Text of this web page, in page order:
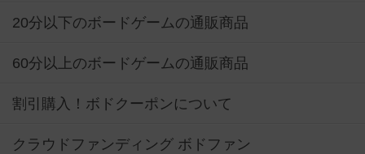
20分以下のボードゲームの通販商品
60分以上のボードゲームの通販商品
割引購入！ボドクーポンについて
クラウドファンディング ボドファン